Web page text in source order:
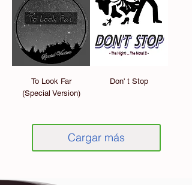
To Look Far
(Special Version)
Don' t Stop
Cargar más